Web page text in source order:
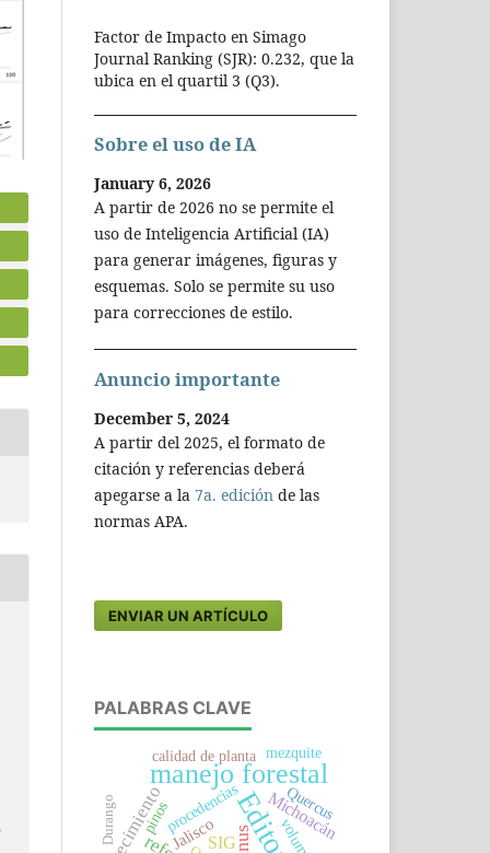
Factor de Impacto en Simago
Journal Ranking (SJR): 0.232, que la
ubica en el quartil 3 (Q3).
Sobre el uso de IA
January 6, 2026
A partir de 2026 no se permite el
uso de Inteligencia Artificial (IA)
para generar imágenes, figuras y
esquemas. Solo se permite su uso
para correcciones de estilo.
Anuncio importante
December 5, 2024
A partir del 2025, el formato de
citación y referencias deberá
apegarse a la 7a. edición de las
normas APA.
ENVIAR UN ARTÍCULO
PALABRAS CLAVE
manejo forestal
crecimiento Michoacán
SIG
Jalisco
procedencias
calidad de planta
pinos Quercus
mezquite
Durango